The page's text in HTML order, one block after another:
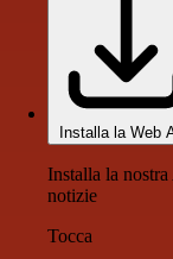
Installa la Web
Installa la
notizie
Tocca